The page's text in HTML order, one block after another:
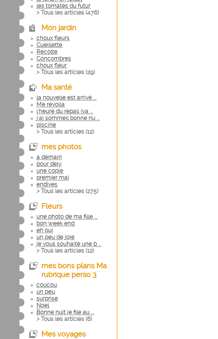
les tomates du futur
> Tous les articles (476)
Mon jardin
choux fleurs
Cueillette
Récolte
Concombres
choux fleur
> Tous les articles (29)
Ma santé
la nouvelle est arrivé ...
Me revoila
l'heure du repas (va ...
j'ai sommeil bonne nu ...
piscine
> Tous les articles (12)
mes photos
a demain
pour dely
une copie
premier mai
endives
> Tous les articles (275)
Fleurs
une photo de ma fille ...
bon week end
eh oui
un peu de joie
je vous souhaite une b ...
> Tous les articles (12)
mes bons plans Ma
rubrique perso 3
coucou
un peu
surprise
Noel
Bonne nuit je file au ...
> Tous les articles (6)
Mes voyages